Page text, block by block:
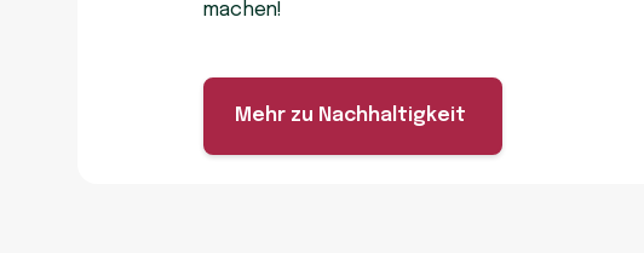
machen!
Mehr zu Nachhaltigkeit